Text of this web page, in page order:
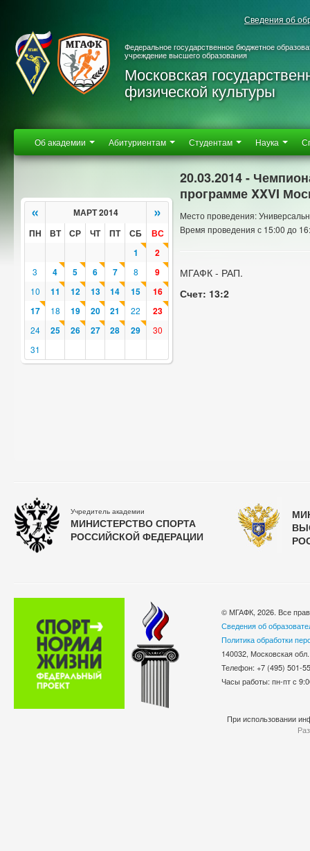
Сведения об
Федеральное государственное бюджетное
учреждение высшего образования
Московская
физической культуры
Об академии Абитуриентам Студентам Наука
« МАРТ 2014 »
ПН ВТ СР ЧТ ПТ СБ
ВС
1
2
3 4 5 6 7 8 9
10 11 12 13 14 15
16
17
18 19 20 21 22 23
24 25 26 27 28 29
30
31
20.03.2014 -
программе XXVI
Место проведения:
Время проведения с 15:00 до
МГАФК - РАП.
Счет: 13:2
Учредитель академии
МИНИСТЕРСТВО СПОРТА
РОССИЙСКОЙ ФЕДЕРАЦИИ
© МГАФК, 2026. Все
Сведения об
Политика обработки
140032, Московская
Телефон: +7 (495)
Часы работы: пн-пт с
При использовании